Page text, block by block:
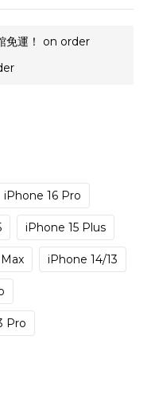
免運！ on order
iPhone 16 Pro
iPhone 15 Plus
iPhone 14/13
Pro